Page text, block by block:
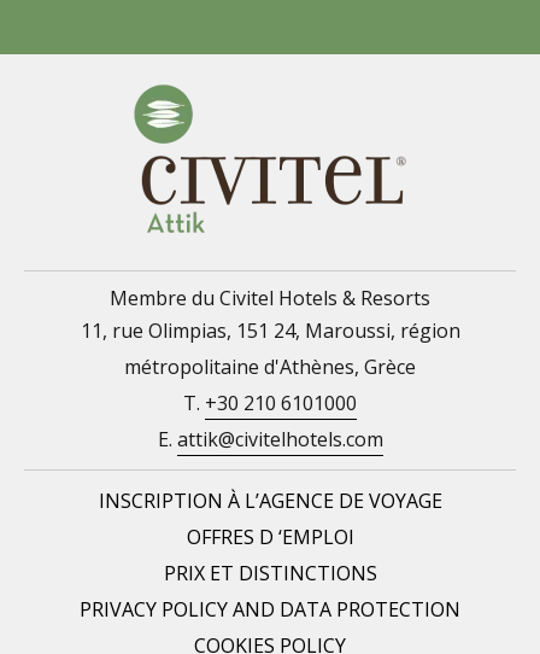
Membre du Civitel Hotels & Resorts
11, rue Olimpias, 151 24, Maroussi, région
métropolitaine d'Athènes, Grèce
T. +30 210 6101000
E. attik@civitelhotels.com
INSCRIPTION À L’AGENCE DE VOYAGE
OFFRES D ‘EMPLOI
PRIX ET DISTINCTIONS
PRIVACY POLICY AND DATA PROTECTION
COOKIES POLICY